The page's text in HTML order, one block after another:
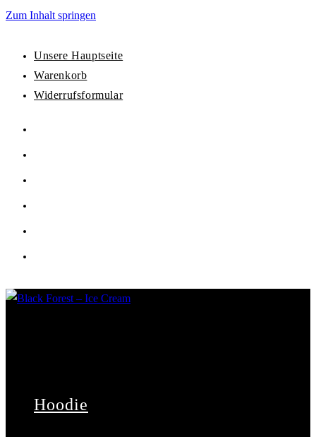
Zum Inhalt springen
Unsere Hauptseite
Warenkorb
Widerrufsformular
Hoodie